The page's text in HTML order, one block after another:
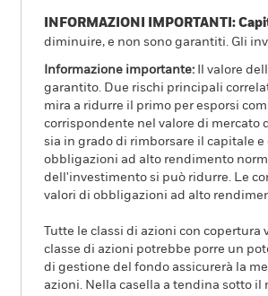
INFORMAZIONI IMPORTANTI:
diminuire, e non sono garantiti. Gli
Informazione importante:
Il valore
garantito. Due rischi principali
mira a ridurre il primo per esporsi
corrispondente nel valore di
sia in grado di rimborsare il capitale
obbligazioni ad alto rendimento
dell'investimento si può ridurre. Le
valori di obbligazioni ad alto
Tutte le classi di azioni con
classe di azioni potrebbe porre un
di gestione del fondo assicurerà la
azioni. Nella casella a tendina sotto